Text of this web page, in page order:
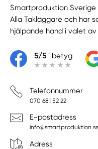
Smartproduktion
Alla Takläggare och har
hjälpande hand i valet
5/5i betyg
Telefonnummer
070 681 52 22
E-postadress
Adress